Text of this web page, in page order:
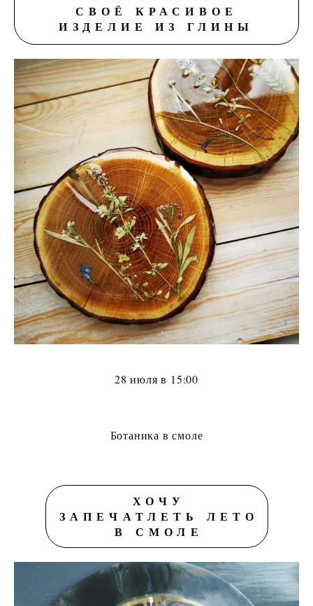
СВОЁ КРАСИВОЕ
ИЗДЕЛИЕ ИЗ ГЛИНЫ
28 июля в 15:00
Ботаника в смоле
ХОЧУ
ЗАПЕЧАТЛЕТЬ ЛЕТО
В СМОЛЕ